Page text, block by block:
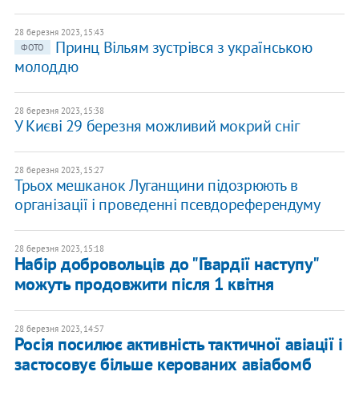
28 березня 2023, 15:43
ФОТО
Принц Вільям зустрівся з українською
молоддю
28 березня 2023, 15:38
У Києві 29 березня можливий мокрий сніг
28 березня 2023, 15:27
Трьох мешканок Луганщини підозрюють в
організації і проведенні псевдореферендуму
28 березня 2023, 15:18
Набір добровольців до "Гвардії наступу"
можуть продовжити після 1 квітня
28 березня 2023, 14:57
Росія посилює активність тактичної авіації і
застосовує більше керованих авіабомб